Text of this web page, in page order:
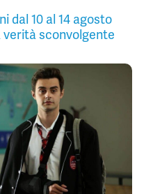
dal 10 al 14 agosto
verità sconvolgente